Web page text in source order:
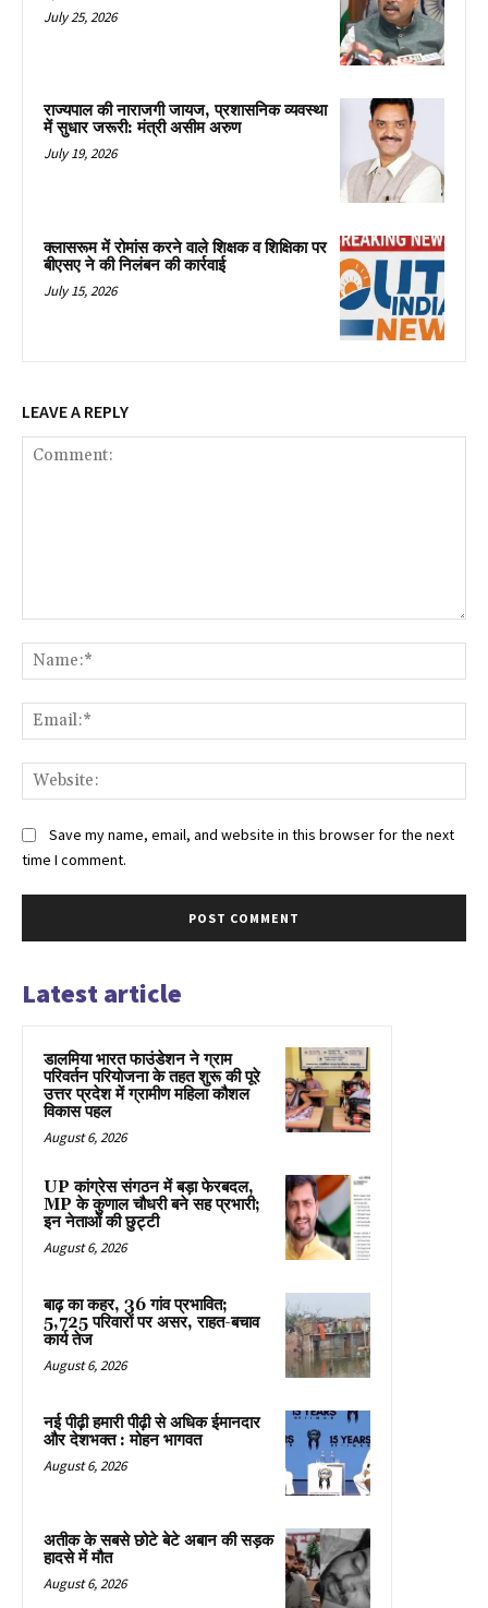
July 25, 2026
राज्यपाल की नाराजगी जायज, प्रशासनिक व्यवस्था
में सुधार जरूरी: मंत्री असीम अरुण
July 19, 2026
क्लासरूम में रोमांस करने वाले शिक्षक व शिक्षिका पर
बीएसए ने की निलंबन की कार्रवाई
July 15, 2026
LEAVE A REPLY
Save my name, email, and website in this browser for the next
time I comment.
Latest article
डालमिया भारत फाउंडेशन ने ग्राम
परिवर्तन परियोजना के तहत शुरू की पूरे
उत्तर प्रदेश में ग्रामीण महिला कौशल
विकास पहल
August 6, 2026
UP कांग्रेस संगठन में बड़ा फेरबदल,
MP के कुणाल चौधरी बने सह प्रभारी;
इन नेताओं की छुट्टी
August 6, 2026
बाढ़ का कहर, 36 गांव प्रभावित;
5,725 परिवारों पर असर, राहत-बचाव
कार्य तेज
August 6, 2026
नई पीढ़ी हमारी पीढ़ी से अधिक ईमानदार
और देशभक्त : मोहन भागवत
August 6, 2026
अतीक के सबसे छोटे बेटे अबान की सड़क
हादसे में मौत
August 6, 2026